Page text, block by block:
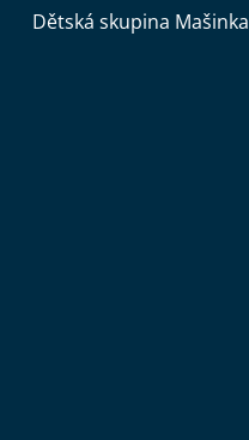
Dětská skupina Mašinka